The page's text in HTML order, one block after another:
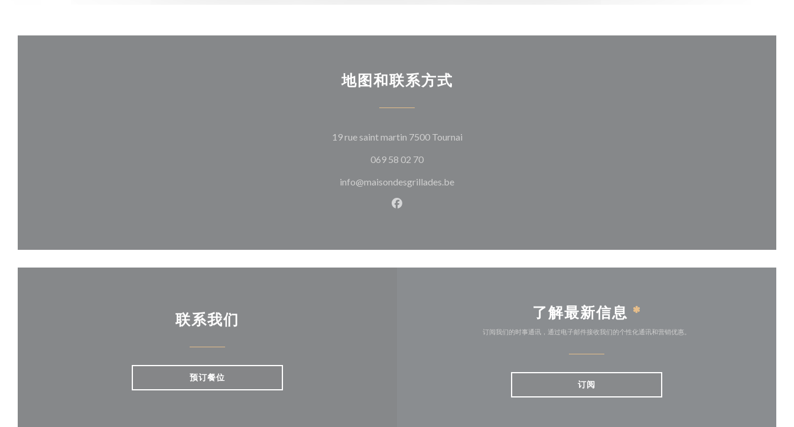
地图和联系方式
19 rue saint martin 7500 Tournai((在新窗口中打开))
069 58 02 70
info@maisondesgrillades.be
Facebook ((在新窗口中打开))
联系我们
预订餐位
了解最新信息 *
订阅我们的时事通讯，通过电子邮件接收我们的个性化通讯和营销优惠。
订阅